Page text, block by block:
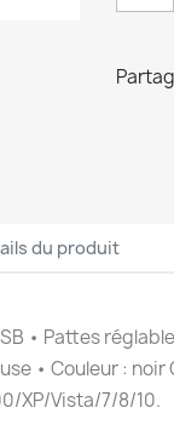
du produit
• Pattes
• Couleur :
XP/Vista/7/8/10.